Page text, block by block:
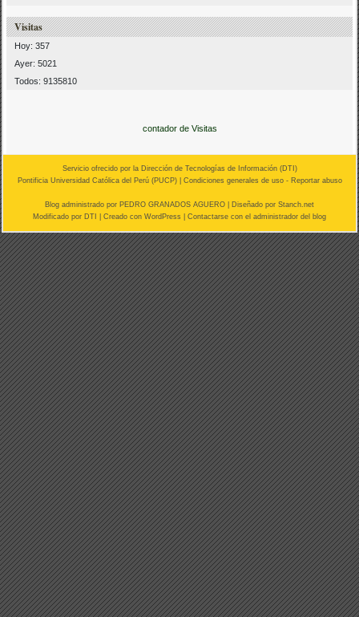
Visitas
Hoy: 357
Ayer: 5021
Todos: 9135810
contador de Visitas
Servicio ofrecido por la Dirección de Tecnologías de Información (DTI )
Pontificia Universidad Católica del Perú (PUCP) | Condiciones generales de uso- Reportar abuso
Blog administrado por PEDRO GRANADOS AGUERO | Diseñado por Stanch.net
Modificado por DTI Creado con WordPress | Contactarse con el administrador del blog